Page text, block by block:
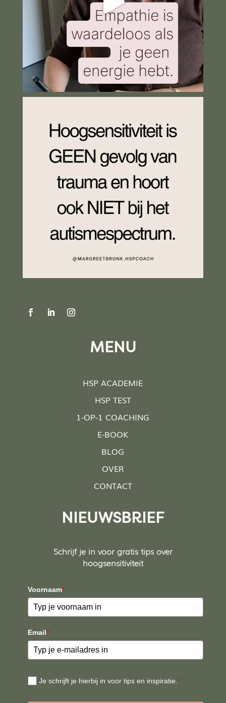
MENU
HSP ACADEMIE
HSP TEST
1-OP-1 COACHING
E-BOOK
BLOG
OVER
CONTACT
NIEUWSBRIEF
Schrijf je in voor gratis tips over
hoogsensitiviteit
Voornaam*
Email*
Je schrijft je hierbij in voor tips en inspiratie. *